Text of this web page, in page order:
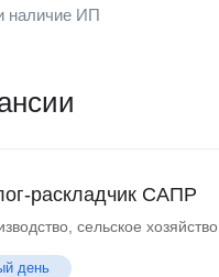
наличие ИП
раскладчик САПР
сельское хозяйство
день